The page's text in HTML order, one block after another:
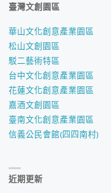
臺灣文創園區
華山文化創意產業園區
松山文創園區
駁二藝術特區
台中文化創意產業園區
花蓮文化創意產業園區
嘉酒文創園區
臺南文化創意產業園區
信義公民會館(四四南村)
近期更新